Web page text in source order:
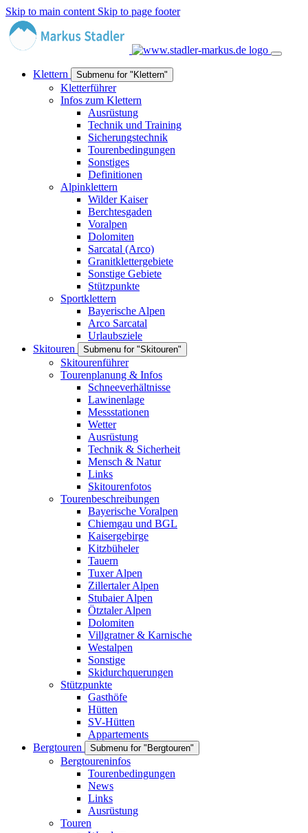
Skip to main content Skip to page footer
Klettern Submenu for "Klettern"
Kletterführer
Infos zum Klettern
Ausrüstung
Technik und Training
Sicherungstechnik
Tourenbedingungen
Sonstiges
Definitionen
Alpinklettern
Wilder Kaiser
Berchtesgaden
Voralpen
Dolomiten
Sarcatal (Arco)
Granitklettergebiete
Sonstige Gebiete
Stützpunkte
Sportklettern
Bayerische Alpen
Arco Sarcatal
Urlaubsziele
Skitouren
Submenu for "Skitouren"
Skitourenführer
Tourenplanung & Infos
Schneeverhältnisse
Lawinenlage
Messstationen
Wetter
Ausrüstung
Technik & Sicherheit
Mensch & Natur
Links
Skitourenfotos
Tourenbeschreibungen
Bayerische Voralpen
Chiemgau und BGL
Kaisergebirge
Kitzbüheler
Tauern
Tuxer Alpen
Zillertaler Alpen
Stubaier Alpen
Ötztaler Alpen
Dolomiten
Villgratner & Karnische
Westalpen
Sonstige
Skidurchquerungen
Stützpunkte
Gasthöfe
Hütten
SV-Hütten
Appartements
Bergtouren
Submenu for "Bergtouren"
Bergtoureninfos
Tourenbedingungen
News
Links
Ausrüstung
Touren